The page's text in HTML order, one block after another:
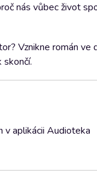
nás vůbec život
Vznikne román
skončí.
v aplikácii Audioteka